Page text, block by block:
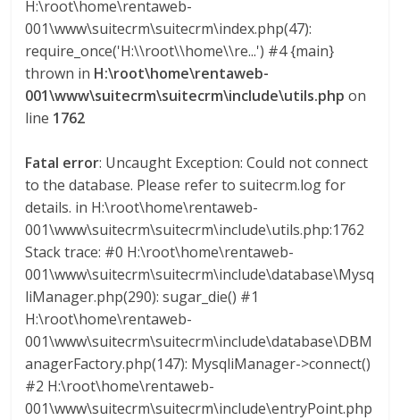
a
r
a
e
n
C
o
H:\root\home\rentaweb-
001\www\suitecrm\suitecrm\index.php(47):
require_once('H:\\root\\home\\re...') #4 {main}
thrown in H:\root\home\rentaweb-
001\www\suitecrm\suitecrm\include\utils.php on
line 1762
Fatal error: Uncaught Exception: Could not connect
to the database. Please refer to suitecrm.log for
details. in H:\root\home\rentaweb-
001\www\suitecrm\suitecrm\include\utils.php:1762
Stack trace: #0 H:\root\home\rentaweb-
001\www\suitecrm\suitecrm\include\database\Mysq
liManager.php(290): sugar_die() #1
H:\root\home\rentaweb-
001\www\suitecrm\suitecrm\include\database\DBM
anagerFactory.php(147): MysqliManager->connect()
#2 H:\root\home\rentaweb-
001\www\suitecrm\suitecrm\include\entryPoint.php